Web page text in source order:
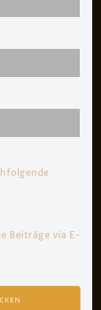
Beiträge via E-